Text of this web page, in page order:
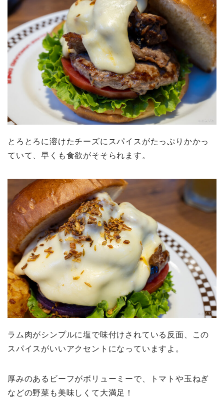
とろとろに溶けたチーズにスパイスがたっぷりかかっ
ていて、早くも食欲がそそられます。
ラム肉がシンプルに塩で味付けされている反面、この
スパイスがいいアクセントになっていますよ。
厚みのあるビーフがボリューミーで、トマトや玉ねぎ
などの野菜も美味しくて大満足！